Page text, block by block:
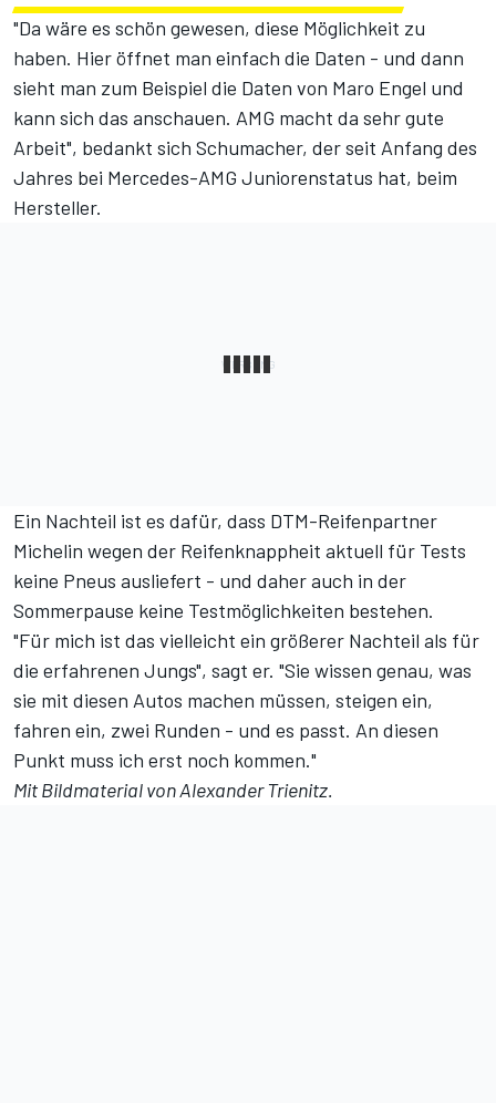
"Da wäre es schön gewesen, diese Möglichkeit zu
haben. Hier öffnet man einfach die Daten - und dann
sieht man zum Beispiel die Daten von Maro Engel und
kann sich das anschauen. AMG macht da sehr gute
Arbeit", bedankt sich Schumacher, der seit Anfang des
Jahres bei Mercedes-AMG Juniorenstatus hat, beim
Hersteller.
Ein Nachteil ist es dafür, dass DTM-Reifenpartner
Michelin wegen der Reifenknappheit aktuell für Tests
keine Pneus ausliefert - und daher auch in der
Sommerpause keine Testmöglichkeiten bestehen.
"Für mich ist das vielleicht ein größerer Nachteil als für
die erfahrenen Jungs", sagt er. "Sie wissen genau, was
sie mit diesen Autos machen müssen, steigen ein,
fahren ein, zwei Runden - und es passt. An diesen
Punkt muss ich erst noch kommen."
Mit Bildmaterial von Alexander Trienitz.